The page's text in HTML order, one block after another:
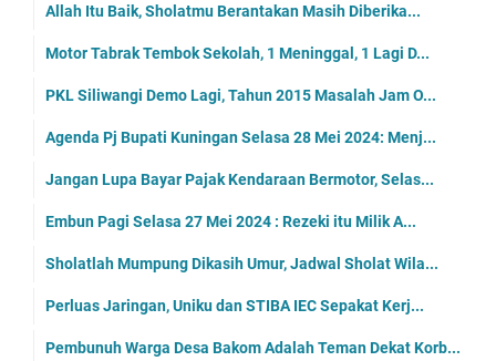
Allah Itu Baik, Sholatmu Berantakan Masih Diberika...
Motor Tabrak Tembok Sekolah, 1 Meninggal, 1 Lagi D...
PKL Siliwangi Demo Lagi, Tahun 2015 Masalah Jam O...
Agenda Pj Bupati Kuningan Selasa 28 Mei 2024: Menj...
Jangan Lupa Bayar Pajak Kendaraan Bermotor, Selas...
Embun Pagi Selasa 27 Mei 2024 : Rezeki itu Milik A...
Sholatlah Mumpung Dikasih Umur, Jadwal Sholat Wila...
Perluas Jaringan, Uniku dan STIBA IEC Sepakat Kerj...
Pembunuh Warga Desa Bakom Adalah Teman Dekat Korb...